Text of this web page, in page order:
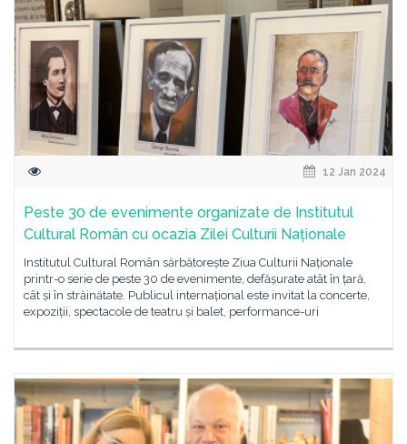
12 Jan 2024
Peste 30 de evenimente organizate de Institutul
Cultural Român cu ocazia Zilei Culturii Naționale
Institutul Cultural Român sărbătorește Ziua Culturii Naționale
printr-o serie de peste 30 de evenimente, defășurate atât în țară,
cât și în străinătate. Publicul internațional este invitat la concerte,
expoziții, spectacole de teatru și balet, performance-uri